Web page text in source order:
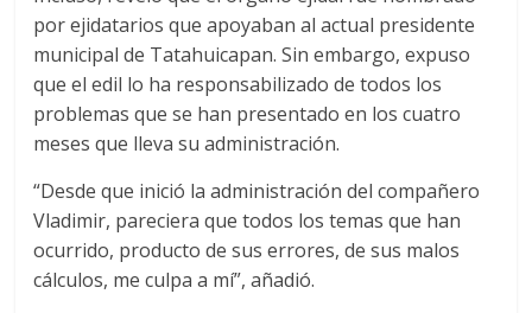
por ejidatarios que apoyaban al actual presidente
municipal de Tatahuicapan. Sin embargo, expuso
que el edil lo ha responsabilizado de todos los
problemas que se han presentado en los cuatro
meses que lleva su administración.
“Desde que inició la administración del compañero
Vladimir, pareciera que todos los temas que han
ocurrido, producto de sus errores, de sus malos
cálculos, me culpa a mí”, añadió.